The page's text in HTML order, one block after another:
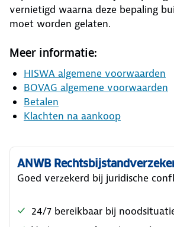
vernietigd waarna deze bepaling
moet worden gelaten.
Meer informatie:
HISWA algemene voorwaarden
BOVAG algemene voorwaarden
Betalen
Klachten na aankoop
ANWB
Goed verzekerd bij juridische
24/7 bereikbaar bij